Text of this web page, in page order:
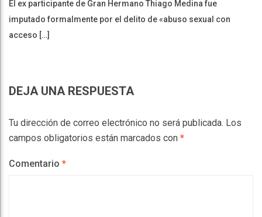
El ex participante de Gran Hermano Thiago Medina fue
imputado formalmente por el delito de «abuso sexual con
acceso […]
DEJA UNA RESPUESTA
Tu dirección de correo electrónico no será publicada. Los
campos obligatorios están marcados con *
Comentario *